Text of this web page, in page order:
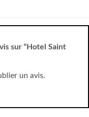
sur “Hotel Saint
un avis.